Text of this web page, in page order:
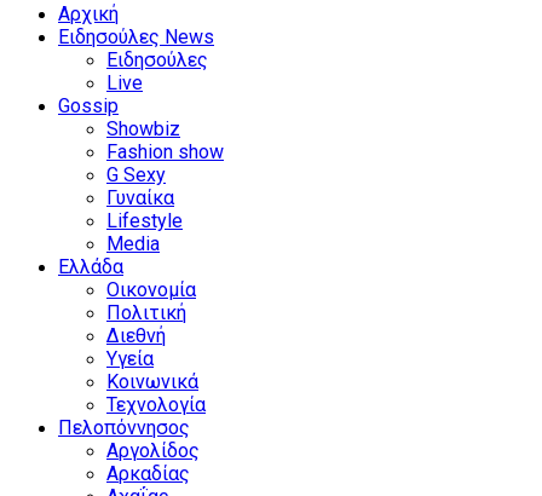
Αρχική
Ειδησούλες News
Ειδησούλες
Live
Gossip
Showbiz
Fashion show
G Sexy
Γυναίκα
Lifestyle
Media
Ελλάδα
Οικονομία
Πολιτική
Διεθνή
Υγεία
Κοινωνικά
Τεχνολογία
Πελοπόννησος
Αργολίδος
Αρκαδίας